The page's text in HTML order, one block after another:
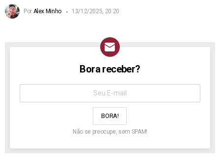
Por Alex Minho 13/12/2025, 20:20
Bora receber?
Não se preocupe, sem SPAM!